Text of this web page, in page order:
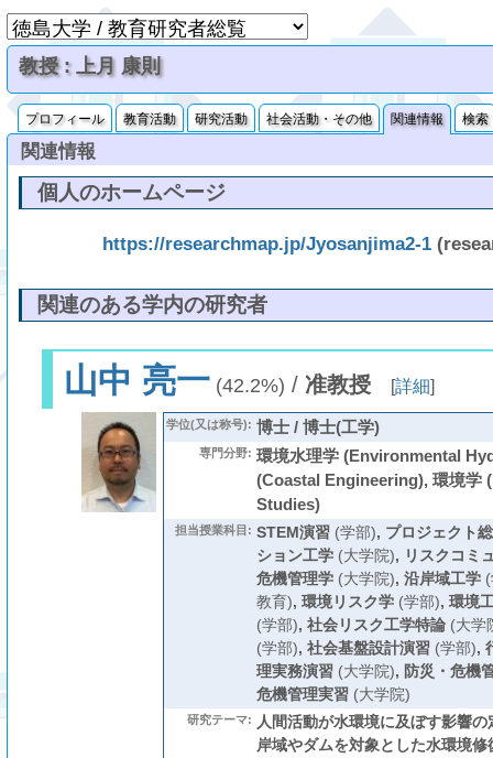
教授 : 上月 康則
プロフィール 教育活動 研究活動 社会活動・その他 関連情報 検索
関連情報
個人のホームページ
https://researchmap.jp/Jyosanjima2-1
関連のある学内の研究者
山中 亮一(42.2%) / 准教授 [詳細]
学位(又は称号): 博士 / 博士(工学)
専門分野: 環境水理学 (Environmental
(Coastal Engineering), 環境学
Studies)
担当授業科目: STEM演習(学部), プロジェクト
ション工学(大学院), リスクコミ
危機管理学(大学院), 沿岸域工学(
教育), 環境リスク学(学部), 環境
(学部), 社会リスク工学特論(大学
(学部), 社会基盤設計演習(学部),
理実務演習(大学院), 防災・危機
危機管理実習(大学院)
研究テーマ:
人間活動が水環境に及ぼす影響
岸域やダムを対象とした水環境